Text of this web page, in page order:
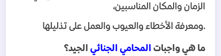
الزمان والمكان المناسبين،
ومعرفة الأخطاء والعيوب والعمل على تذليلها.
ما هي واجبات المحامي الجنائي الجيد؟